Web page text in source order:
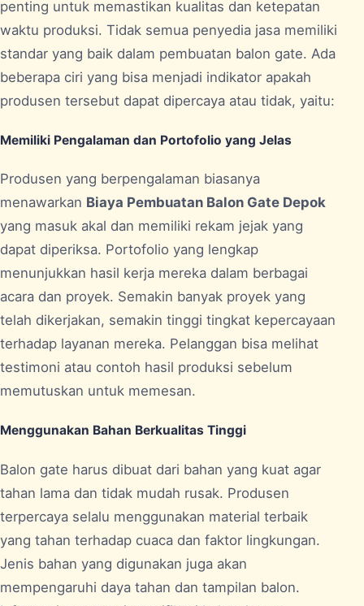
penting untuk memastikan kualitas dan ketepatan
waktu produksi. Tidak semua penyedia jasa memiliki
standar yang baik dalam pembuatan balon gate. Ada
beberapa ciri yang bisa menjadi indikator apakah
produsen tersebut dapat dipercaya atau tidak, yaitu:
Memiliki Pengalaman dan Portofolio yang Jelas
Produsen yang berpengalaman biasanya
menawarkan Biaya Pembuatan Balon Gate Depok
yang masuk akal dan memiliki rekam jejak yang
dapat diperiksa. Portofolio yang lengkap
menunjukkan hasil kerja mereka dalam berbagai
acara dan proyek. Semakin banyak proyek yang
telah dikerjakan, semakin tinggi tingkat kepercayaan
terhadap layanan mereka. Pelanggan bisa melihat
testimoni atau contoh hasil produksi sebelum
memutuskan untuk memesan.
Menggunakan Bahan Berkualitas Tinggi
Balon gate harus dibuat dari bahan yang kuat agar
tahan lama dan tidak mudah rusak. Produsen
terpercaya selalu menggunakan material terbaik
yang tahan terhadap cuaca dan faktor lingkungan.
Jenis bahan yang digunakan juga akan
mempengaruhi daya tahan dan tampilan balon.